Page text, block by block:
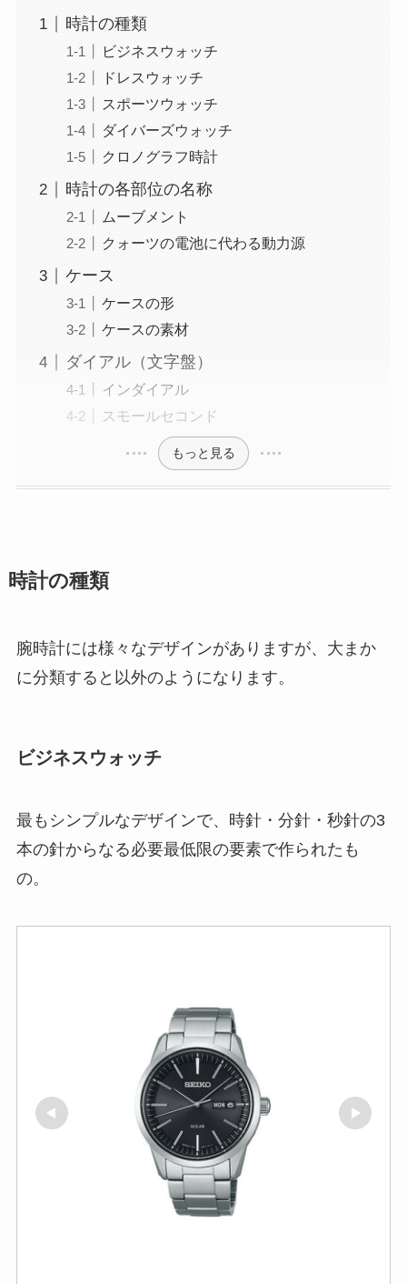
時計の種類
ビジネスウォッチ
ドレスウォッチ
スポーツウォッチ
ダイバーズウォッチ
クロノグラフ時計
時計の各部位の名称
ムーブメント
クォーツの電池に代わる動力源
ケース
ケースの形
ケースの素材
ダイアル（文字盤）
インダイアル
スモールセコンド
もっと見る
時計の種類
腕時計には様々なデザインがありますが、大まか
に分類すると以外のようになります。
ビジネスウォッチ
最もシンプルなデザインで、時針・分針・秒針の3
本の針からなる必要最低限の要素で作られたも
の。